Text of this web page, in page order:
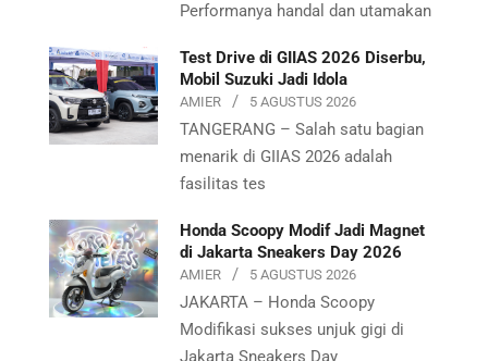
Performanya handal dan utamakan
Test Drive di GIIAS 2026 Diserbu,
Mobil Suzuki Jadi Idola
AMIER 5 AGUSTUS 2026
TANGERANG – Salah satu bagian
menarik di GIIAS 2026 adalah
fasilitas tes
Honda Scoopy Modif Jadi Magnet
di Jakarta Sneakers Day 2026
AMIER 5 AGUSTUS 2026
JAKARTA – Honda Scoopy
Modifikasi sukses unjuk gigi di